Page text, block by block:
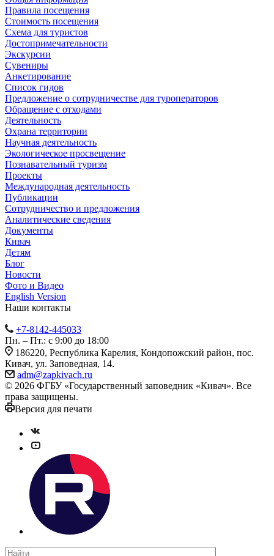
Правила посещения
Стоимость посещения
Схема для туристов
Достопримечательности
Экскурсии
Сувениры
Анкетирование
Список гидов
Предложение о сотрудничестве для туроператоров
Обращение с отходами
Деятельность
Охрана территории
Научная деятельность
Экологическое просвещение
Познавательный туризм
Проекты
Международная деятельность
Публикации
Сотрудничество и предложения
Аналитические сведения
Документы
Кивач
Детям
Блог
Новости
Фото и Видео
English Version
Наши контакты
+7-8142-445033
Пн. – Пт.: с 9:00 до 18:00
186220, Республика Карелия, Кондопожский район, пос.
Кивач, ул. Заповедная, 14.
adm@zapkivach.ru
© 2026 ФГБУ «Государственный заповедник «Кивач». Все
права защищены.
Версия для печати